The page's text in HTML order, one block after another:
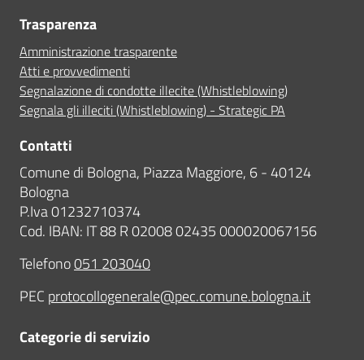
Trasparenza
Amministrazione trasparente
Atti e provvedimenti
Segnalazione di condotte illecite (Whistleblowing)
Segnala gli illeciti (Whistleblowing) - Strategic PA
Contatti
Comune di Bologna, Piazza Maggiore, 6 - 40124
Bologna
P.Iva 01232710374
Cod. IBAN: IT 88 R 02008 02435 000020067156
Telefono051 203040
PEC protocollogenerale@pec.comune.bologna.it
Categorie di servizio